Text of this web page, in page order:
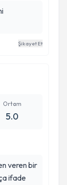
Şikayet Et
Ortam
5.0
veren bir
ifade